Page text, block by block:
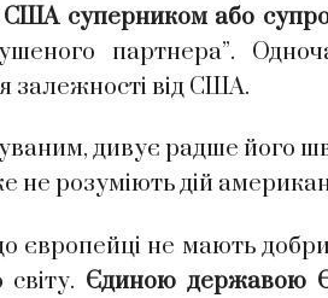
США суперником або
партнера”.
залежності від США.
дивує радше його
не розуміють дій
європейці не мають
Єдиною державою